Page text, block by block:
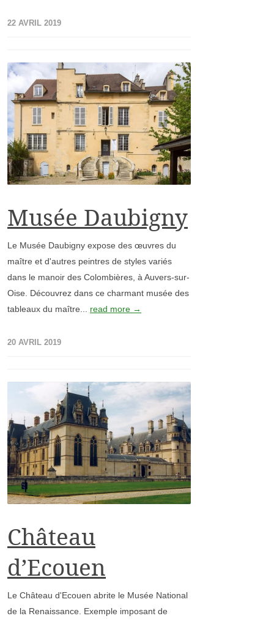
22 AVRIL 2019
Musée Daubigny
Le Musée Daubigny expose des œuvres du
maître et d'autres peintres de styles variés
dans le manoir des Colombières, à Auvers-sur-
Oise. Découvrez dans ce charmant musée des
tableaux du maître... read more →
20 AVRIL 2019
Château
d’Ecouen
Le Château d'Ecouen abrite le Musée National
de la Renaissance. Exemple imposant de